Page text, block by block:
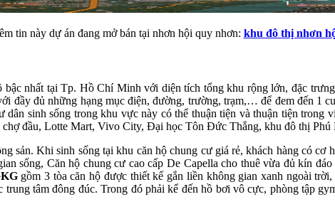
tin này dự án đang mở bán tại nhơn hội quy nhơn: khu đô thị nhơn
bậc nhất tại Tp. Hồ Chí Minh với diện tích tổng khu rộng lớn, đặc
đầy đủ những hạng mục điện, đường, trường, trạm,… để đem đến 1
sinh sống trong khu vực này có thể thuận tiện và thuận tiện
chợ đầu, Lotte Mart, Vivo City, Đại học Tôn Đức Thắng, khu đô thị
sản. Khi sinh sống tại khu căn hộ chung cư giá rẻ, khách hàng có cơ
sống, Căn hộ chung cư cao cấp De Capella cho thuê vừa đủ kín
gồm 3 tòa căn hộ được thiết kế gắn liền không gian xanh ngoài
tâm đông đúc. Trong đó phải kể đến hồ bơi vô cực, phòng tập